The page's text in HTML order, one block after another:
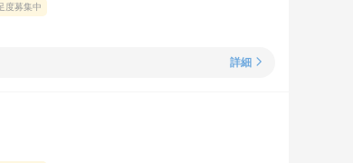
度募集中
詳細